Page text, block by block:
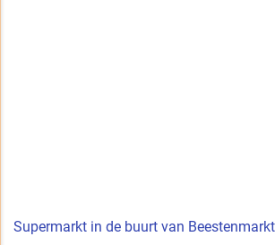
Supermarkt in de buurt van Beestenmarkt